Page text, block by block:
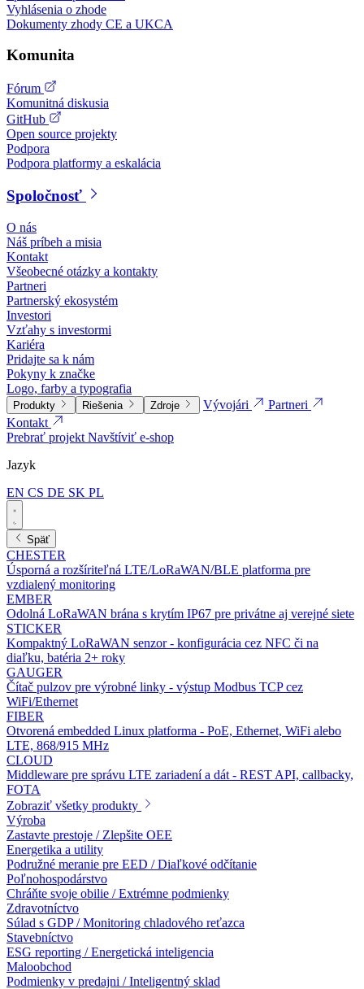
Vyhlásenia o zhode
Dokumenty zhody CE a UKCA
Komunita
Fórum
Komunitná diskusia
GitHub
Open source projekty
Podpora
Podpora platformy a eskalácia
Spoločnosť
O nás
Náš príbeh a misia
Kontakt
Všeobecné otázky a kontakty
Partneri
Partnerský ekosystém
Investori
Vzťahy s investormi
Kariéra
Pridajte sa k nám
Pokyny k značke
Logo, farby a typografia
Produkty Riešenia Zdroje Vývojári
Partneri
Kontakt
Prebrať projektNavštíviť e-shop
Jazyk
EN CS DE SK PL
Späť
CHESTER
Úsporná a rozšíriteľná LTE/LoRaWAN/BLE platforma pre
vzdialený monitoring
EMBER
Odolná LoRaWAN brána s krytím IP67 pre privátne aj verejné siete
STICKER
Kompaktný LoRaWAN senzor - konfigurácia cez NFC či na
diaľku, batéria 2+ roky
GAUGER
Čítač pulzov pre výrobné linky - výstup Modbus TCP cez
WiFi/Ethernet
FIBER
Otvorená embedded Linux platforma - PoE, Ethernet, WiFi alebo
LTE, 868/915 MHz
CLOUD
Middleware pre správu LTE zariadení a dát - REST API, callbacky,
FOTA
Zobraziť všetky produkty
Výroba
Zastavte prestoje / Zlepšite OEE
Energetika a utility
Podružné meranie pre EED / Diaľkové odčítanie
Poľnohospodárstvo
Chráňte svoje obilie / Extrémne podmienky
Zdravotníctvo
Súlad s GDP / Monitoring chladového reťazca
Stavebníctvo
ESG reporting / Energetická inteligencia
Maloobchod
Podmienky v predajni / Inteligentný sklad